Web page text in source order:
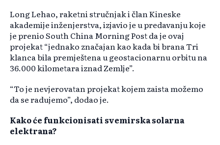
Long Lehao, raketni stručnjak i član Kineske
akademije inženjerstva, izjavio je u predavanju koje
je prenio South China Morning Post da je ovaj
projekat “jednako značajan kao kada bi brana Tri
klanca bila premještena u geostacionarnu orbitu na
36.000 kilometara iznad Zemlje”.
“To je nevjerovatan projekat kojem zaista možemo
da se radujemo”, dodao je.
Kako će funkcionisati svemirska solarna
elektrana?